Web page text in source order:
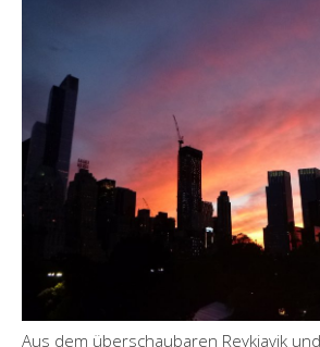
Aus dem überschaubaren Reykjavik